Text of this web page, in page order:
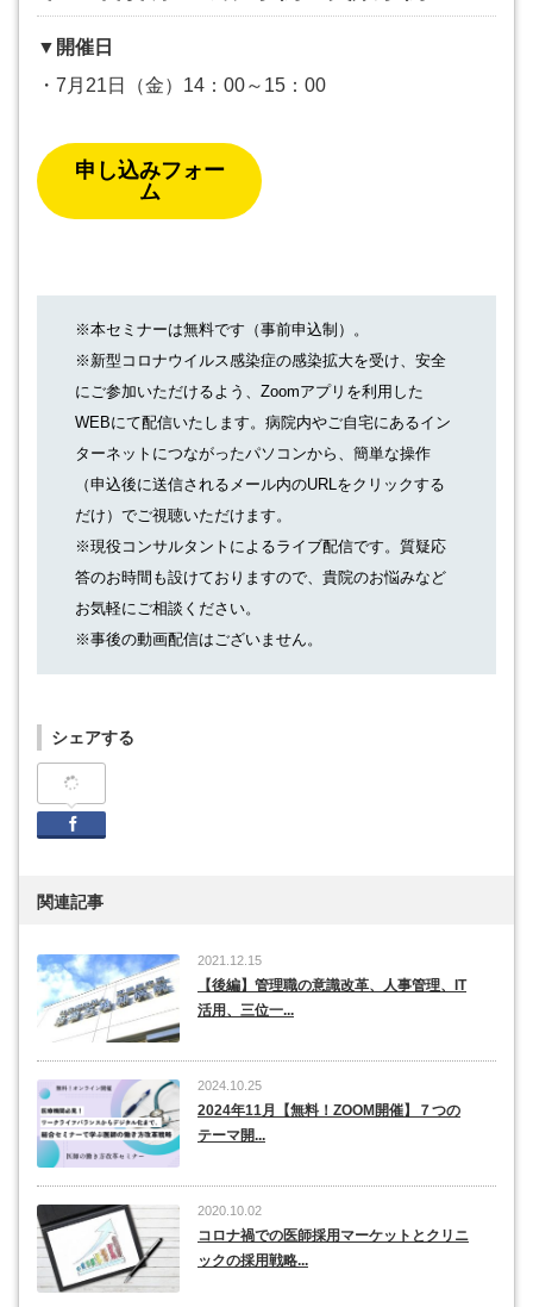
▼開催日
・7月21日（金）14：00～15：00
申し込みフォー
ム
※本セミナーは無料です（事前申込制）。
※新型コロナウイルス感染症の感染拡大を受け、安全
にご参加いただけるよう、Zoomアプリを利用した
WEBにて配信いたします。病院内やご自宅にあるイン
ターネットにつながったパソコンから、簡単な操作
（申込後に送信されるメール内のURLをクリックする
だけ）でご視聴いただけます。
※現役コンサルタントによるライブ配信です。質疑応
答のお時間も設けておりますので、貴院のお悩みなど
お気軽にご相談ください。
※事後の動画配信はございません。
シェアする
関連記事
2021.12.15
【後編】管理職の意識改革、人事管理、IT
活用、三位一...
2024.10.25
2024年11月【無料！ZOOM開催】７つの
テーマ開...
2020.10.02
コロナ禍での医師採用マーケットとクリニ
ックの採用戦略...